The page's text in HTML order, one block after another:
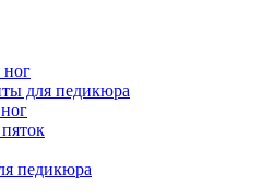
ног
для педикюра
педикюра